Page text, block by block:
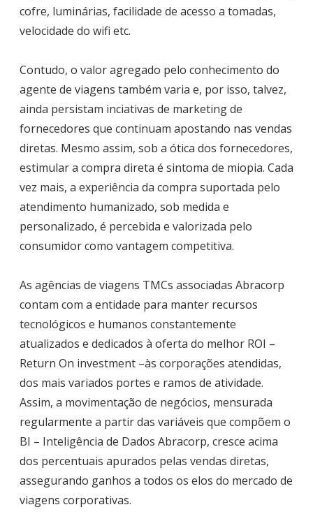
cofre, luminárias, facilidade de acesso a tomadas,
velocidade do wifi etc.
Contudo, o valor agregado pelo conhecimento do
agente de viagens também varia e, por isso, talvez,
ainda persistam inciativas de marketing de
fornecedores que continuam apostando nas vendas
diretas. Mesmo assim, sob a ótica dos fornecedores,
estimular a compra direta é sintoma de miopia. Cada
vez mais, a experiência da compra suportada pelo
atendimento humanizado, sob medida e
personalizado, é percebida e valorizada pelo
consumidor como vantagem competitiva.
As agências de viagens TMCs associadas Abracorp
contam com a entidade para manter recursos
tecnológicos e humanos constantemente
atualizados e dedicados à oferta do melhor ROI –
Return On investment –às corporações atendidas,
dos mais variados portes e ramos de atividade.
Assim, a movimentação de negócios, mensurada
regularmente a partir das variáveis que compõem o
BI – Inteligência de Dados Abracorp, cresce acima
dos percentuais apurados pelas vendas diretas,
assegurando ganhos a todos os elos do mercado de
viagens corporativas.